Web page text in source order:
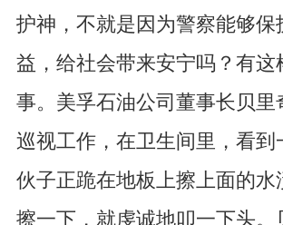
护神，不就是因为警察能够保
益，给社会带来安宁吗？有这
事。美孚石油公司董事长贝里
巡视工作，在卫生间里，看到
伙子正跪在地板上擦上面的水
擦一下，就虔诚地叩一下头。